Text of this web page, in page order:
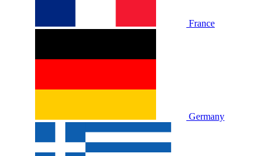
France
Germany